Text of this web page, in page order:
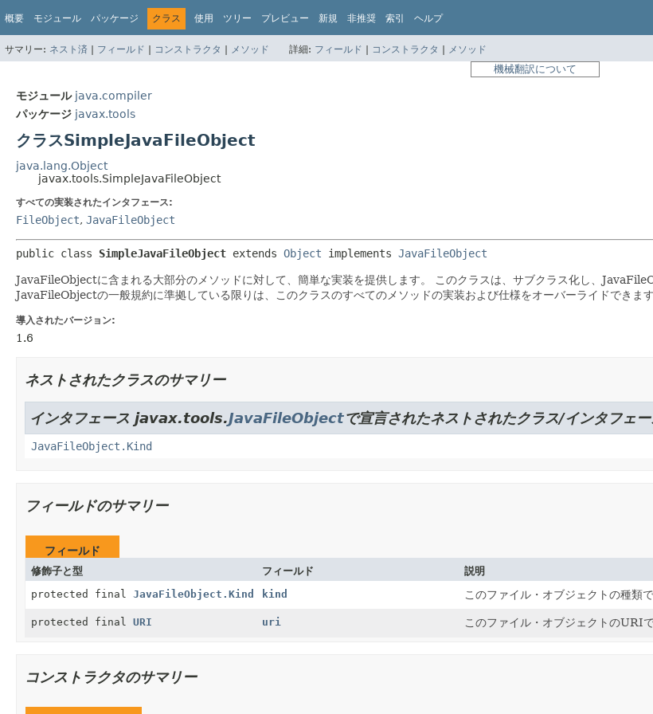
概要 モジュール パッケージ クラス 使用 ツリー プレビュー 新規 非推奨 索引 ヘルプ
サマリー: ネスト済 | フィールド | コンストラクタ | メソッド 詳細: フィールド | コンストラクタ | メソッド
機械翻訳について
モジュール java.compiler
パッケージ javax.tools
クラスSimpleJavaFileObject
java.lang.Object
javax.tools.SimpleJavaFileObject
すべての実装されたインタフェース:
FileObject, JavaFileObject
public class SimpleJavaFileObject extends Object implements JavaFileObject
JavaFileObjectに含まれる大部分のメソッドに対して、簡単な実装を提供します。 このクラスは、サブクラス化し、
JavaFileObjectの一般規約に準拠している限りは、このクラスのすべてのメソッドの実装および仕様をオーバーライドできます
導入されたバージョン:
1.6
ネストされたクラスのサマリー
インタフェース javax.tools.JavaFileObjectで宣言されたネストされたクラス/インタフェー
JavaFileObject.Kind
フィールドのサマリー
フィールド
修飾子と型 フィールド
説明
protected final JavaFileObject.Kind kind このファイル・オブジェクトの種類で
protected final URI uri このファイル・オブジェクトのURIで
コンストラクタのサマリー